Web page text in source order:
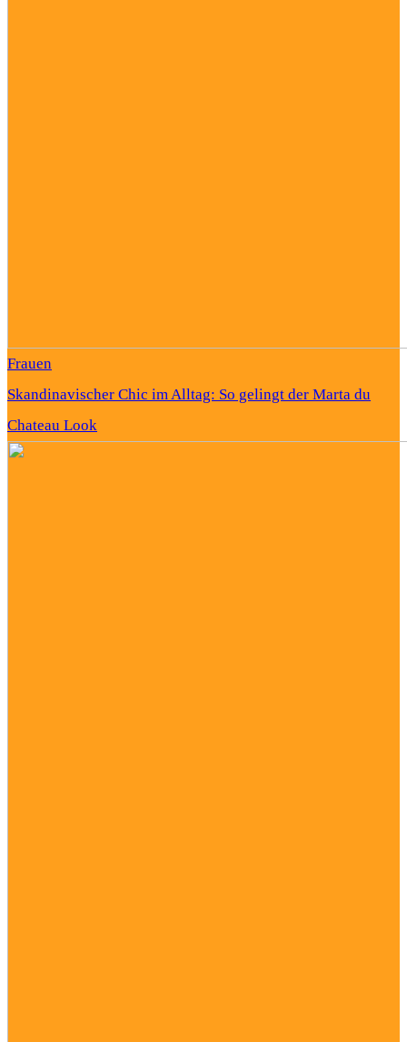
Frauen
Skandinavischer Chic im Alltag: So gelingt der Marta du
Chateau Look